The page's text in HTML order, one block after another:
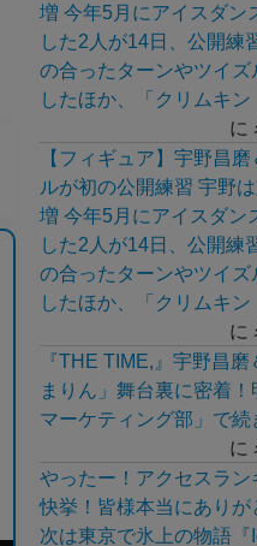
増 今年5月にアイスダン
した2人が14日、公開練
の合ったターンやツイズ
したほか、「クリムキン
に
【フィギュア】宇野昌
ルが初の公開練習 宇野
増 今年5月にアイスダン
した2人が14日、公開練
の合ったターンやツイズ
したほか、「クリムキン
に
『THE TIME,』宇野昌
まりん」舞台裏に密着
マーケティング部」で続
に
やったー！アクセスラ
快挙！皆様本当にありが
次は東京で氷上の物語『